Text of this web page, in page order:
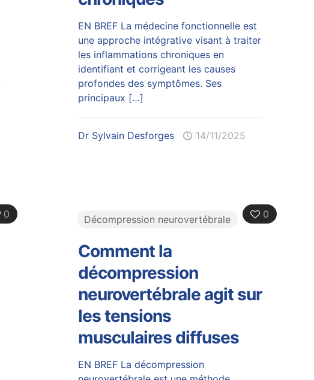
EN BREF La médecine fonctionnelle est
une approche intégrative visant à traiter
les inflammations chroniques en
identifiant et corrigeant les causes
profondes des symptômes. Ses
principaux […]
Dr Sylvain Desforges 14/11/2025
0 0
Décompression neurovertébrale
Comment la
décompression
neurovertébrale agit sur
les tensions
musculaires diffuses
EN BREF La décompression